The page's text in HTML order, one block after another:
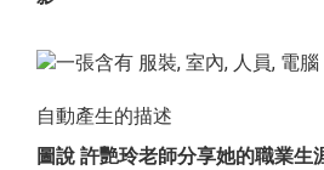
圖說 許艷玲老師分享她的職業生